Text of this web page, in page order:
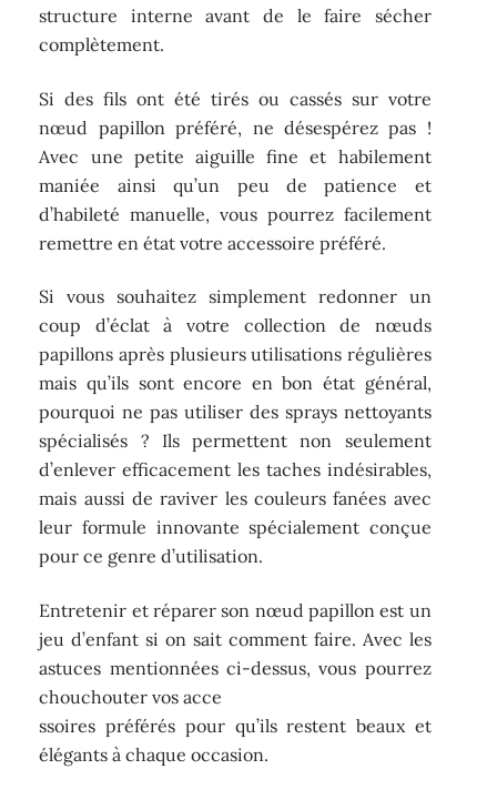
structure interne avant de le faire sécher
complètement.
Si des fils ont été tirés ou cassés sur votre
nœud papillon préféré, ne désespérez pas !
Avec une petite aiguille fine et habilement
maniée ainsi qu’un peu de patience et
d’habileté manuelle, vous pourrez facilement
remettre en état votre accessoire préféré.
Si vous souhaitez simplement redonner un
coup d’éclat à votre collection de nœuds
papillons après plusieurs utilisations régulières
mais qu’ils sont encore en bon état général,
pourquoi ne pas utiliser des sprays nettoyants
spécialisés ? Ils permettent non seulement
d’enlever efficacement les taches indésirables,
mais aussi de raviver les couleurs fanées avec
leur formule innovante spécialement conçue
pour ce genre d’utilisation.
Entretenir et réparer son nœud papillon est un
jeu d’enfant si on sait comment faire. Avec les
astuces mentionnées ci-dessus, vous pourrez
chouchouter vos acce
ssoires préférés pour qu’ils restent beaux et
élégants à chaque occasion.